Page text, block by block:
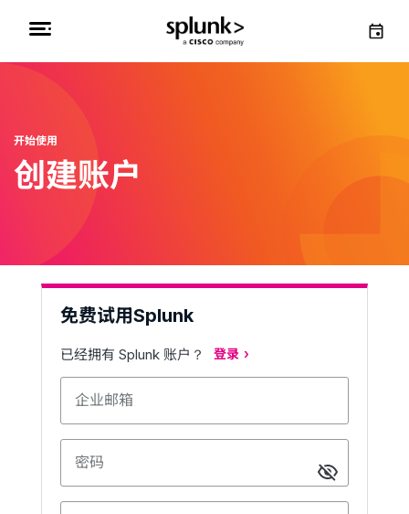
开始使用
创建账户
免费试用Splunk
已经拥有 Splunk 账户？ 登录
企业邮箱
密码